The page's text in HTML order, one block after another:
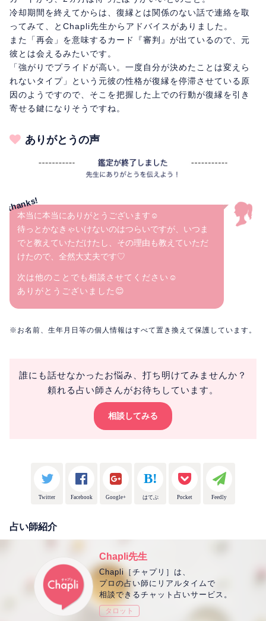
冷却期間を終えてからは、復縁とは関係のない話で連絡を取
ってみて、とChapli先生からアドバイスがありました。
また「再会」を意味するカード『審判』が出ているので、元
彼とは会えるみたいです。
「強がりでプライドが高い。一度自分が決めたことは変えら
れないタイプ」という元彼の性格が復縁を停滞させている原
因のようですので、そこを把握した上での行動が復縁を引き
寄せる鍵になりそうですね。
ありがとうの声
本当に本当にありがとうございます☺️
待っとかなきゃいけないのはつらいですが、いつま
でと教えていただけたし、その理由も教えていただ
けたので、全然大丈夫です♡
次は他のことでも相談させてください☺️
ありがとうございました😊
※お名前、生年月日等の個人情報はすべて置き換えて保護しています。
誰にも話せなかったお悩み、打ち明けてみませんか？
頼れる占い師さんがお待ちしています。
相談してみる
Twitter Facebook Google+ はてぶ Pocket Feedly
占い師紹介
Chapli先生
Chapli［チャプリ］は、
プロの占い師にリアルタイムで
相談できるチャット占いサービス。
タロット